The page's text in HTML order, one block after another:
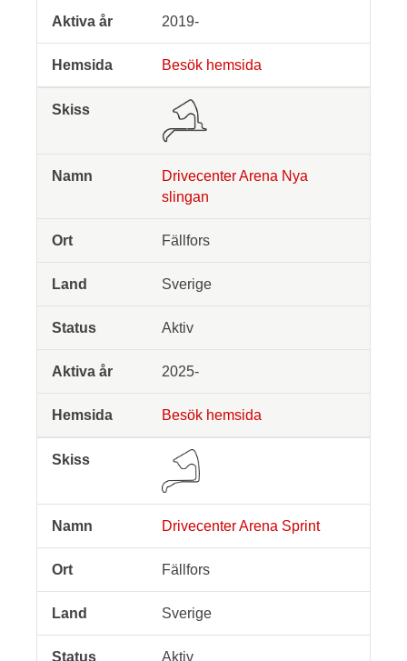
2019-
Besök hemsida
Drivecenter Arena Nya
slingan
Fällfors
Sverige
Aktiv
2025-
Besök hemsida
Drivecenter Arena Sprint
Fällfors
Sverige
Aktiv